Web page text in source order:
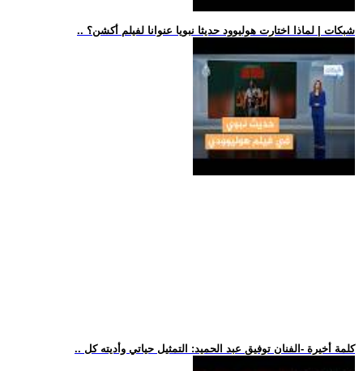
.. شبكات | لماذا اختارت هوليوود حديثا نبويا عنوانا لفيلم أكشن؟
.. كلمة أخيرة -الفنان توفيق عبد الحميد: التمثيل حياتي وأديته كل